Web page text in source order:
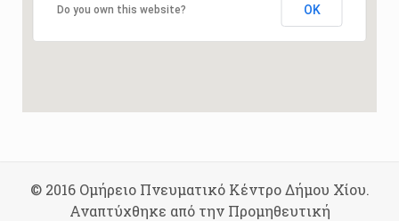
Do you own this website? OK
© 2016 Ομήρειο Πνευματικό Κέντρο Δήμου Χίου.
Αναπτύχθηκε από την Προμηθευτική